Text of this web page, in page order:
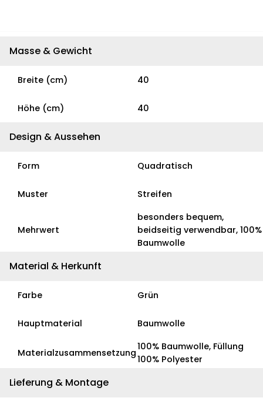
Masse & Gewicht
Breite (cm) 40
Höhe (cm) 40
Design & Aussehen
Form Quadratisch
Muster Streifen
Mehrwert
besonders bequem,
beidseitig verwendbar, 100%
Baumwolle
Material & Herkunft
Farbe Grün
Hauptmaterial Baumwolle
Materialzusammensetzung
100% Baumwolle, Füllung
100% Polyester
Lieferung & Montage